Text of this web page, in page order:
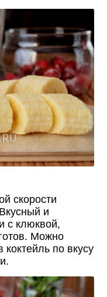
скорости
и
с клюквой,
Можно
коктейль по вкусу